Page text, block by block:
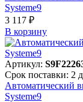
Systeme9
3 117 ₽
В корзинy
Артикул:
Срок поставки: 2
Автоматический
Systeme9